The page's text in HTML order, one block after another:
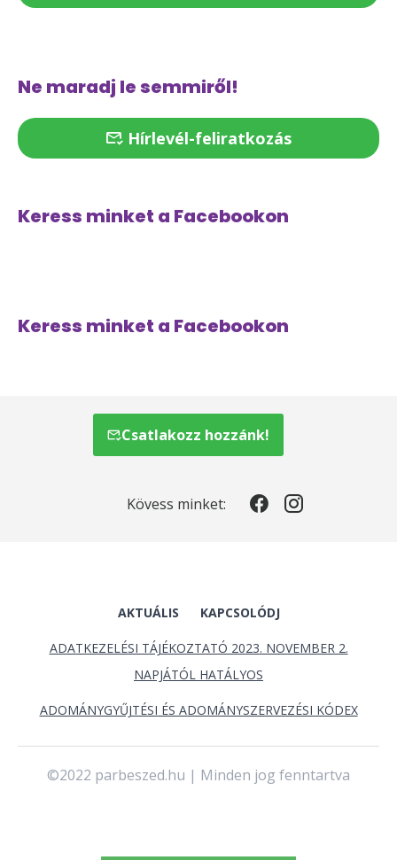
Ne maradj le semmiről!
Hírlevél-feliratkozás
Keress minket a Facebookon
Keress minket a Facebookon
Csatlakozz hozzánk!
Kövess minket:
AKTUÁLIS KAPCSOLÓDJ
ADATKEZELÉSI TÁJÉKOZTATÓ 2023. NOVEMBER 2.
NAPJÁTÓL HATÁLYOS
ADOMÁNYGYŰJTÉSI ÉS ADOMÁNYSZERVEZÉSI KÓDEX
©2022 parbeszed.hu | Minden jog fenntartva